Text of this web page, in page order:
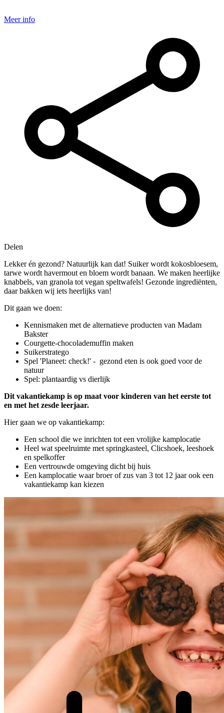
Meer info
Delen
Lekker én gezond? Natuurlijk kan dat! Suiker wordt kokosbloesem,
tarwe wordt havermout en bloem wordt banaan. We maken heerlijke
knabbels, van granola tot vegan speltwafels! Gezonde ingrediënten,
daar bakken wij iets heerlijks van!
Dit gaan we doen:
Kennismaken met de alternatieve producten van Madam
Bakster
Courgette-chocolademuffin maken
Suikerstratego
Spel 'Planeet: check!' - gezond eten is ook goed voor de
natuur
Spel: plantaardig vs dierlijk
Dit vakantiekamp is op maat voor kinderen van het eerste tot
en met het zesde leerjaar.
Hier gaan we op vakantiekamp:
Een school die we inrichten tot een vrolijke kamplocatie
Heel wat speelruimte met springkasteel, Clicshoek, leeshoek
en spelkoffer
Een vertrouwde omgeving dicht bij huis
Een kamplocatie waar broer of zus van 3 tot 12 jaar ook een
vakantiekamp kan kiezen